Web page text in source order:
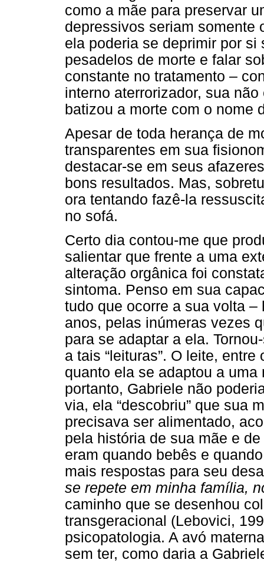
como a mãe para preservar
depressivos seriam somente
ela poderia se deprimir por
pesadelos de morte e falar
constante no tratamento –
interno aterrorizador, sua
batizou a morte com o nome
Apesar de toda herança de
transparentes em sua
destacar-se em seus
bons resultados. Mas,
ora tentando fazê-la
no sofá.
Certo dia contou-me que
salientar que frente a uma
alteração orgânica foi
sintoma. Penso em sua
tudo que ocorre a sua volta
anos, pelas inúmeras vezes
para se adaptar a ela.
a tais “leituras”. O leite,
quanto ela se adaptou a
portanto, Gabriele não
via, ela “descobriu” que sua
precisava ser alimentado,
pela história de sua mãe e
eram quando bebês e
mais respostas para seu
se repete em minha família,
caminho que se desenhou
transgeracional (Lebovici,
psicopatologia. A avó
sem ter, como daria a